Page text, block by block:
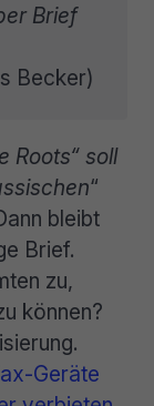
Brief
Becker)
Roots“ soll
“
bleibt
Brief.
zu,
können?
Geräte